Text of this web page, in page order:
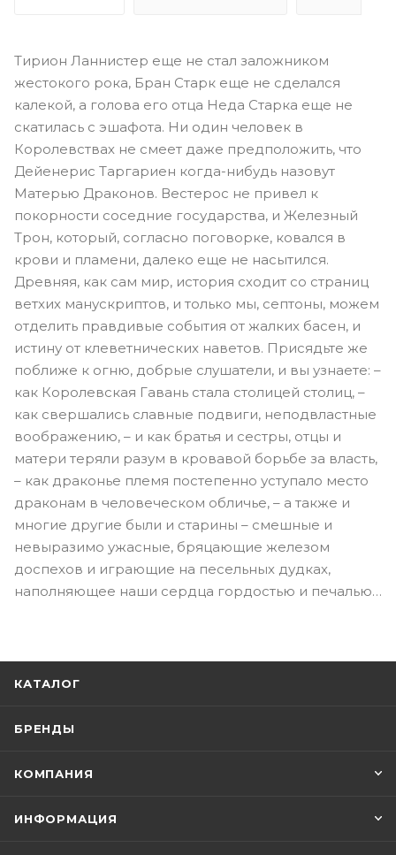
Тирион Ланнистер еще не стал заложником
жестокого рока, Бран Старк еще не сделался
калекой, а голова его отца Неда Старка еще не
скатилась с эшафота. Ни один человек в
Королевствах не смеет даже предположить, что
Дейенерис Таргариен когда-нибудь назовут
Матерью Драконов. Вестерос не привел к
покорности соседние государства, и Железный
Трон, который, согласно поговорке, ковался в
крови и пламени, далеко еще не насытился.
Древняя, как сам мир, история сходит со страниц
ветхих манускриптов, и только мы, септоны, можем
отделить правдивые события от жалких басен, и
истину от клеветнических наветов. Присядьте же
поближе к огню, добрые слушатели, и вы узнаете: –
как Королевская Гавань стала столицей столиц, –
как свершались славные подвиги, неподвластные
воображению, – и как братья и сестры, отцы и
матери теряли разум в кровавой борьбе за власть,
– как драконье племя постепенно уступало место
драконам в человеческом обличье, – а также и
многие другие были и старины – смешные и
невыразимо ужасные, бряцающие железом
доспехов и играющие на песельных дудках,
наполняющее наши сердца гордостью и печалью…
КАТАЛОГ
БРЕНДЫ
КОМПАНИЯ
ИНФОРМАЦИЯ